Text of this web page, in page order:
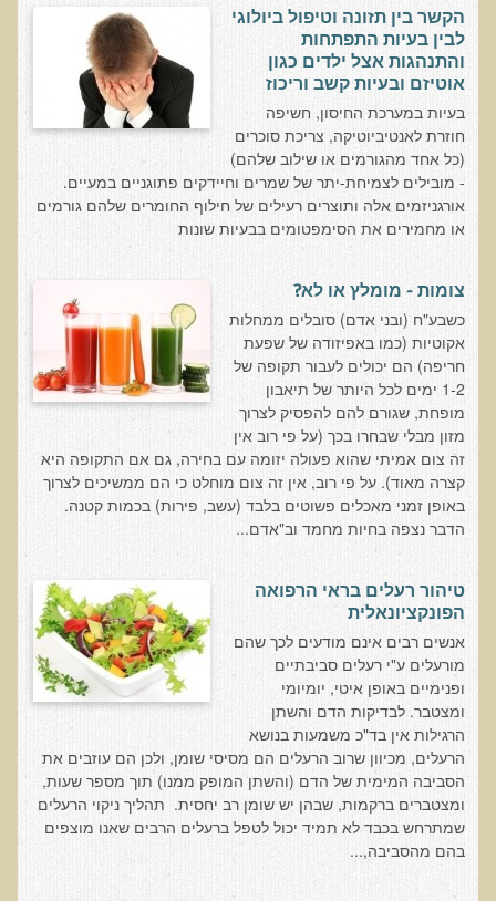
חקר יוחסין חוצה דורות MTTG
דיטוקסיפיקציה של הנפש EMDR
EMDR BSP MTTG
הארגון הישראלי לרפואת שיניים פונקציונאלית
תסמונת הנוירון הוקסי
מחקרים וספרות מדעית
רפואת שיניים ללא כספית ואמלגם
צור קשר
הסמכה
סדנאות מעמיקות להסמכה
טיהור רעלים
שאלות ותשובות מסדנת טיהור רעלים
רכישת סדנת טיהור רעלים
סודות העיכול
שאלות ותשובות מסדנת סודות העיכול
רכישת סדנת סודות העיכול
חיים ארוכים ובריאים
רכישת סדנת חיים ארוכים ובריאים
שאלות ותשובות מסדנת חיים ארוכים ובריאים
פליאו-אנתרופולוגיה ותזונת האדם
רכישת סדנת פליאו-אנתרופולוגיה ותזונת האדם
הקשר בין תזונה וטיפול ביולוגי
לבין בעיות התפתחות
והתנהגות אצל ילדים כגון
אוטיזם ובעיות קשב וריכוז
בעיות במערכת החיסון, חשיפה
חוזרת לאנטיביוטיקה, צריכת סוכרים
(כל אחד מהגורמים או שילוב שלהם)
- מובילים לצמיחת-יתר של שמרים וחיידקים פתוגניים במעיים.
אורגניזמים אלה ותוצרים רעילים של חילוף החומרים שלהם גורמים
או מחמירים את הסימפטומים בבעיות שונות
צומות - מומלץ או לא?
כשבע"ח (ובני אדם) סובלים ממחלות
אקוטיות (כמו באפיזודה של שפעת
חריפה) הם יכולים לעבור תקופה של
1-2 ימים לכל היותר של תיאבון
מופחת, שגורם להם להפסיק לצרוך
מזון מבלי שבחרו בכך (על פי רוב אין
זה צום אמיתי שהוא פעולה יזומה עם בחירה, גם אם התקופה היא
קצרה מאוד). על פי רוב, אין זה צום מוחלט כי הם ממשיכים לצרוך
באופן זמני מאכלים פשוטים בלבד (עשב, פירות) בכמות קטנה.
הדבר נצפה בחיות מחמד וב"אדם...
טיהור רעלים בראי הרפואה
הפונקציונאלית
אנשים רבים אינם מודעים לכך שהם
מורעלים ע"י רעלים סביבתיים
ופנימיים באופן איטי, יומיומי
ומצטבר. לבדיקות הדם והשתן
הרגילות אין בד"כ משמעות בנושא
הרעלים, מכיוון שרוב הרעלים הם מסיסי שומן, ולכן הם עוזבים את
הסביבה המימית של הדם (והשתן המופק ממנו) תוך מספר שעות,
ומצטברים ברקמות, שבהן יש שומן רב יחסית. תהליך ניקוי הרעלים
שמתרחש בכבד לא תמיד יכול לטפל ברעלים הרבים שאנו מוצפים
בהם מהסביבה,...